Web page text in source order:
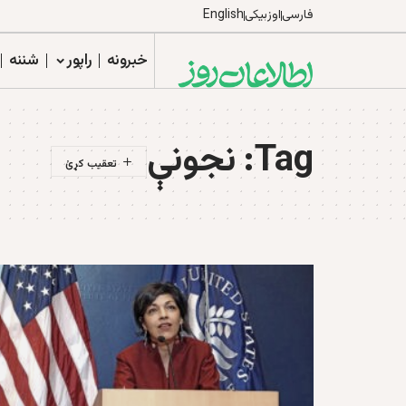
فارسیاوزبیکیEnglish
خبرونه راپور شننه
Tag: نجونې